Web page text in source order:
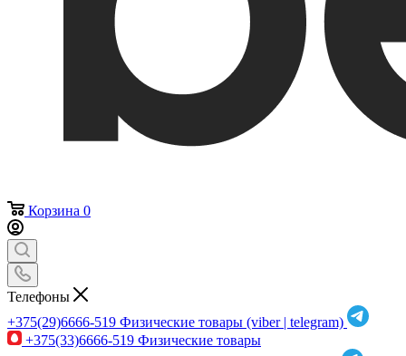
Корзина 0
Телефоны
+375(29)6666-519 Физические товары (viber | telegram)
+375(33)6666-519 Физические товары